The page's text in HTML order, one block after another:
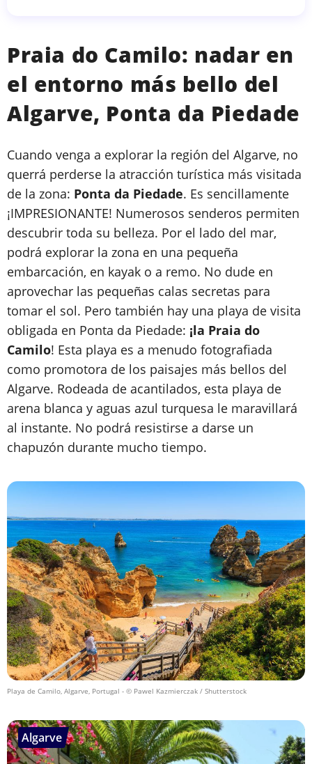
Praia do Camilo: nadar en
el entorno más bello del
Algarve, Ponta da Piedade
Cuando venga a explorar la región del Algarve, no
querrá perderse la atracción turística más visitada
de la zona: Ponta da Piedade. Es sencillamente
¡IMPRESIONANTE! Numerosos senderos permiten
descubrir toda su belleza. Por el lado del mar,
podrá explorar la zona en una pequeña
embarcación, en kayak o a remo. No dude en
aprovechar las pequeñas calas secretas para
tomar el sol. Pero también hay una playa de visita
obligada en Ponta da Piedade: ¡la Praia do
Camilo! Esta playa es a menudo fotografiada
como promotora de los paisajes más bellos del
Algarve. Rodeada de acantilados, esta playa de
arena blanca y aguas azul turquesa le maravillará
al instante. No podrá resistirse a darse un
chapuzón durante mucho tiempo.
Playa de Camilo, Algarve, Portugal - © Pawel Kazmierczak / Shutterstock
Algarve